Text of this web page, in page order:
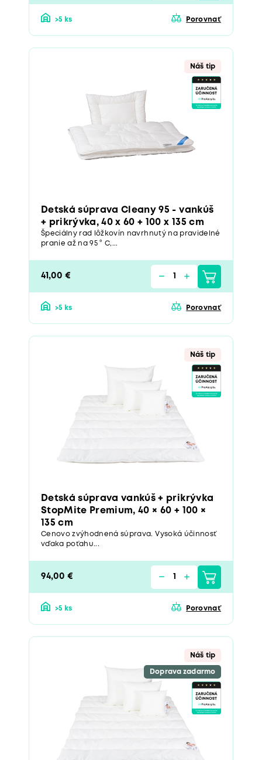
>5 ks Porovnať
Náš tip
Detská súprava Cleany 95 - vankúš
+ prikrývka, 40 x 60 + 100 x 135 cm
Špeciálny rad lôžkovín navrhnutý na pravidelné
pranie až na 95 ° C,...
41,00 €
>5 ks Porovnať
Náš tip
Detská súprava vankúš + prikrývka
StopMite Premium, 40 × 60 + 100 ×
135 cm
Cenovo zvýhodnená súprava. Vysoká účinnosť
vďaka poťahu...
94,00 €
>5 ks Porovnať
Náš tip
Doprava zadarmo